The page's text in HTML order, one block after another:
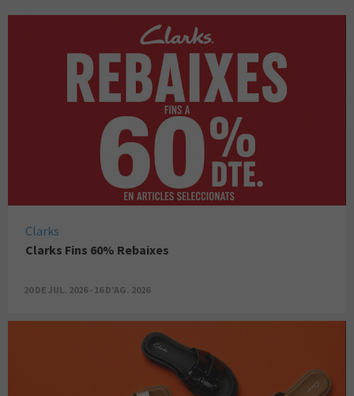
Clarks
Clarks Fins 60% Rebaixes
20 DE JUL. 2026 - 16 D’AG. 2026